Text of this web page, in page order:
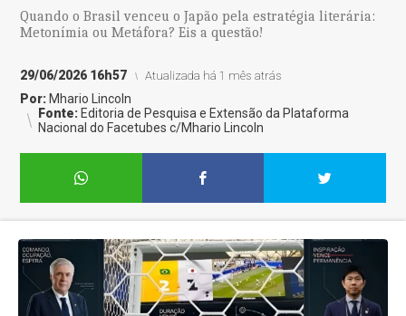
Quando o Brasil venceu o Japão pela estratégia literária:
Metonímia ou Metáfora? Eis a questão!
29/06/2026 16h57 Atualizada há 1 mês atrás
Por: Mhario Lincoln
Fonte: Editoria de Pesquisa e Extensão da Plataforma
Nacional do Facetubes c/Mhario Lincoln